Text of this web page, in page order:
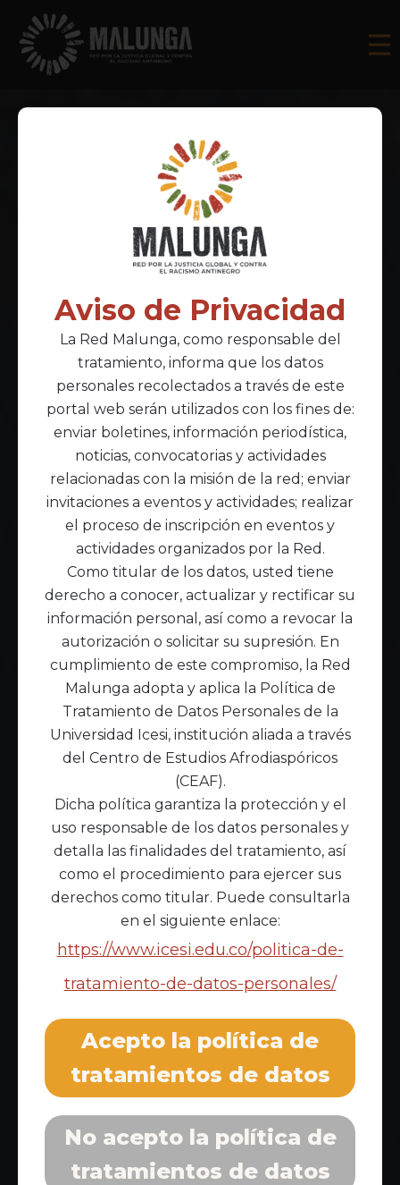
Aviso de Privacidad
La Red Malunga, como responsable del
tratamiento, informa que los datos
personales recolectados a través de este
portal web serán utilizados con los fines de:
enviar boletines, información periodística,
noticias, convocatorias y actividades
relacionadas con la misión de la red; enviar
invitaciones a eventos y actividades; realizar
el proceso de inscripción en eventos y
actividades organizados por la Red.
Como titular de los datos, usted tiene
derecho a conocer, actualizar y rectificar su
información personal, así como a revocar la
autorización o solicitar su supresión. En
cumplimiento de este compromiso, la Red
Malunga adopta y aplica la Política de
Tratamiento de Datos Personales de la
Universidad Icesi, institución aliada a través
del Centro de Estudios Afrodiaspóricos
(CEAF).
Dicha política garantiza la protección y el
uso responsable de los datos personales y
detalla las finalidades del tratamiento, así
como el procedimiento para ejercer sus
derechos como titular. Puede consultarla
en el siguiente enlace:
https://www.icesi.edu.co/politica-de-
tratamiento-de-datos-personales/
Acepto la política de
tratamientos de datos
No acepto la política de
tratamientos de datos